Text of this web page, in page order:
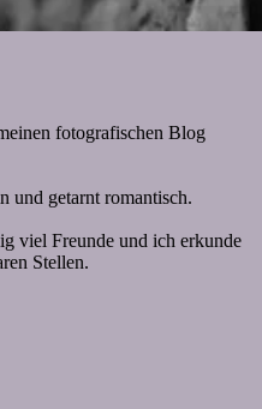
fotografischen Blog
und getarnt romantisch.
viel Freunde und ich erkunde
Stellen.